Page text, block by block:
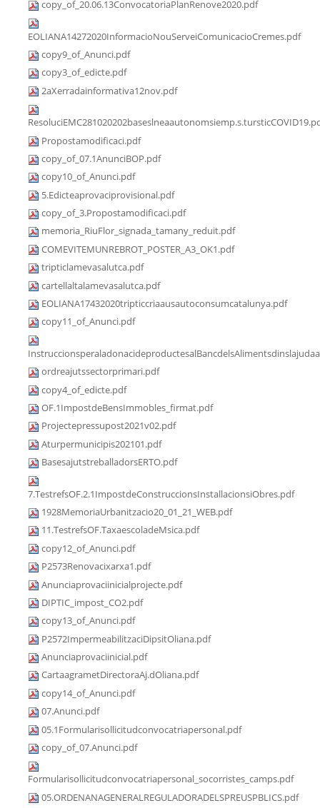
copy_of_20.06.13ConvocatoriaPlanRenove2020.pdf
EOLIANA14272020InformacioNouServeiComunicacioCremes.pdf
copy9_of_Anunci.pdf
copy3_of_edicte.pdf
2aXerradainformativa12nov.pdf
Propostamodificaci.pdf
copy_of_07.1AnunciBOP.pdf
copy10_of_Anunci.pdf
5.Edicteaprovaciprovisional.pdf
copy_of_3.Propostamodificaci.pdf
memoria_RiuFlor_signada_tamany_reduit.pdf
COMEVITEMUNREBROT_POSTER_A3_OK1.pdf
tripticlamevasalutca.pdf
cartellaltalamevasalutca.pdf
EOLIANA17432020tripticcriaausautoconsumcatalunya.pdf
copy11_of_Anunci.pdf
ordreajutssectorprimari.pdf
copy4_of_edicte.pdf
OF.1ImpostdeBensImmobles_firmat.pdf
Projectepressupost2021v02.pdf
Aturpermunicipis202101.pdf
BasesajutstreballadorsERTO.pdf
7.TestrefsOF.2.1ImpostdeConstruccionsInstallacionsiObres.pdf
1928MemoriaUrbanitzacio20_01_21_WEB.pdf
11.TestrefsOF.TaxaescoladeMsica.pdf
copy12_of_Anunci.pdf
P2573Renovacixarxa1.pdf
Anunciaprovaciinicialprojecte.pdf
DIPTIC_impost_CO2.pdf
copy13_of_Anunci.pdf
P2572ImpermeabilitzaciDipsitOliana.pdf
Anunciaprovaciinicial.pdf
CartaagrametDirectoraAj.dOliana.pdf
copy14_of_Anunci.pdf
07.Anunci.pdf
05.1Formularisollicitudconvocatriapersonal.pdf
copy_of_07.Anunci.pdf
Formularisollicitudconvocatriapersonal_socorristes_camps.pdf
05.ORDENANAGENERALREGULADORADELSPREUSPBLICS.pdf